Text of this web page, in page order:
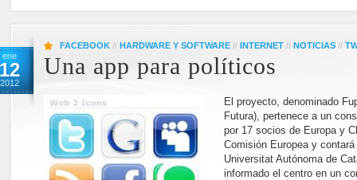
ene
12
2012
FACEBOOK // HARDWARE Y SOFTWARE // INTERNET // NOTICIAS //
Una app para políticos
El proyecto, denominado
Futura), pertenece a un
por 17 socios de Europa y
Comisión Europea y
Universitat Autónoma de
informado el centro en un